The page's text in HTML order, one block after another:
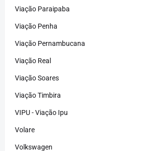
Viação Paraipaba
Viação Penha
Viação Pernambucana
Viação Real
Viação Soares
Viação Timbira
VIPU - Viação Ipu
Volare
Volkswagen